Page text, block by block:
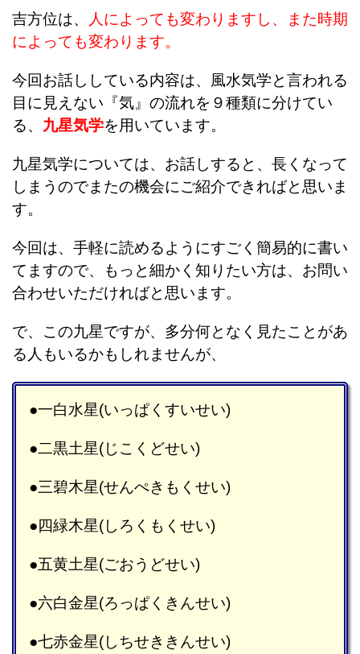
吉方位は、
人によっても変わりますし、また時期
によっても変わります。
今回お話ししている内容は、風水気学と言われる
目に見えない『気』の流れを９種類に分けてい
る、 九星気学を用いています。
九星気学については、お話しすると、長くなって
しまうのでまたの機会にご紹介できればと思いま
す。
今回は、手軽に読めるようにすごく簡易的に書い
てますので、もっと細かく知りたい方は、お問い
合わせいただければと思います。
で、この九星ですが、多分何となく見たことがあ
る人もいるかもしれませんが、
●一白水星(いっぱくすいせい)
●二黒土星(じこくどせい)
●三碧木星(せんぺきもくせい)
●四緑木星(しろくもくせい)
●五黄土星(ごおうどせい)
●六白金星(ろっぱくきんせい)
●七赤金星(しちせききんせい)